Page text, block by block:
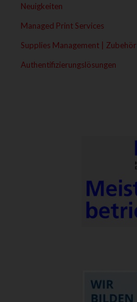
Neuigkeiten
Managed Print Services
Supplies Management | Zubehör
Authentifizierungslösungen